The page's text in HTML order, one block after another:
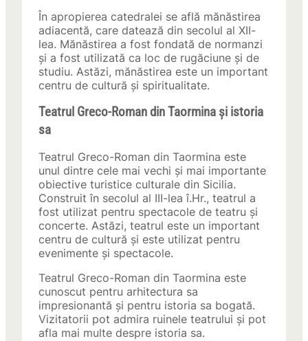
În apropierea catedralei se află mănăstirea
adiacentă, care datează din secolul al XII-
lea. Mănăstirea a fost fondată de normanzi
și a fost utilizată ca loc de rugăciune și de
studiu. Astăzi, mănăstirea este un important
centru de cultură și spiritualitate.
Teatrul Greco-Roman din Taormina și istoria
sa
Teatrul Greco-Roman din Taormina este
unul dintre cele mai vechi și mai importante
obiective turistice culturale din Sicilia.
Construit în secolul al III-lea î.Hr., teatrul a
fost utilizat pentru spectacole de teatru și
concerte. Astăzi, teatrul este un important
centru de cultură și este utilizat pentru
evenimente și spectacole.
Teatrul Greco-Roman din Taormina este
cunoscut pentru arhitectura sa
impresionantă și pentru istoria sa bogată.
Vizitatorii pot admira ruinele teatrului și pot
afla mai multe despre istoria sa.